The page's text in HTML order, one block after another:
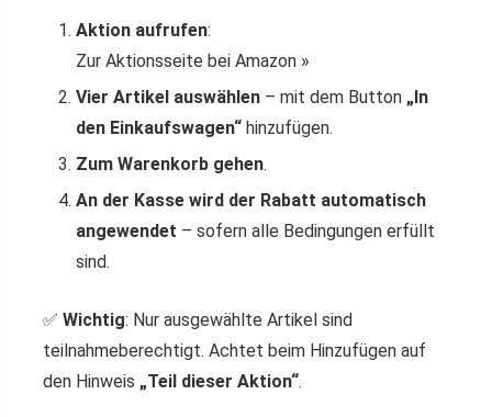
Aktion aufrufen:
Zur Aktionsseite bei Amazon »
Vier Artikel auswählen – mit dem Button „In
den Einkaufswagen“ hinzufügen.
Zum Warenkorb gehen.
An der Kasse wird der Rabatt automatisch
angewendet – sofern alle Bedingungen erfüllt
sind.
✅ Wichtig: Nur ausgewählte Artikel sind
teilnahmeberechtigt. Achtet beim Hinzufügen auf
den Hinweis „Teil dieser Aktion“.